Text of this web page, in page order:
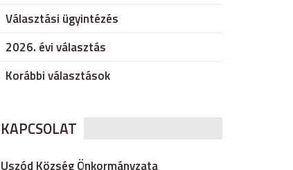
Választási ügyintézés
2026. évi választás
Korábbi választások
KAPCSOLAT
Uszód Község Önkormányzata